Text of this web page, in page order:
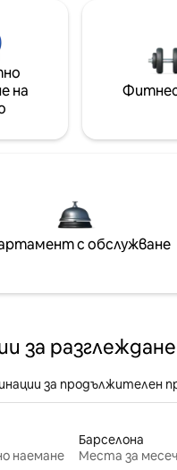
на
с обслужване
за разглеждане
за продължителен
наемане
Барселона
Места за